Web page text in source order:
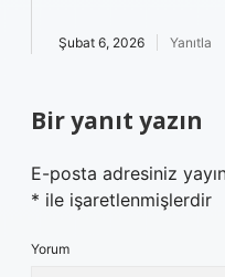
Şubat 6, 2026 Yanıtla
Bir yanıt yazın
E-posta adresiniz
* ile işaretlenmişlerdir
Yorum